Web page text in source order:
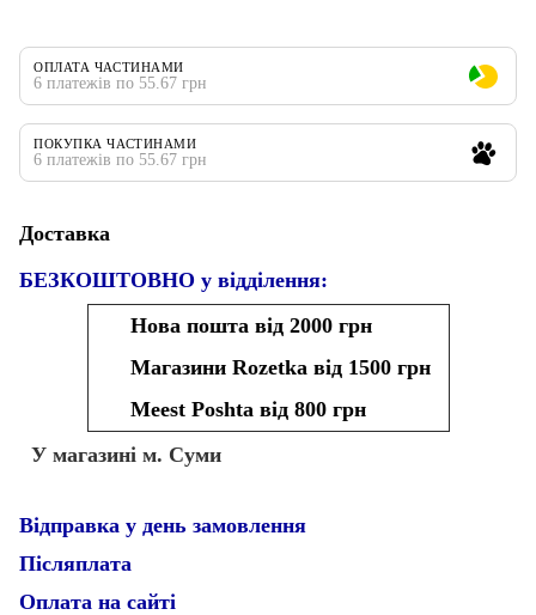
ОПЛАТА ЧАСТИНАМИ
6 платежів по 55.67 грн
ПОКУПКА ЧАСТИНАМИ
6 платежів по 55.67 грн
Доставка
БЕЗКОШТОВНО у відділення:
Нова пошта від 2000 грн
Магазини Rozetka від 1500 грн
Meest Poshta від 800 грн
У магазині м. Суми
Відправка у день замовлення
Післяплата
Оплата на сайті